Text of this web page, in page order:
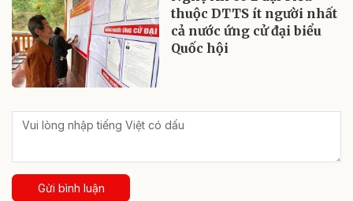
thuộc DTTS ít người nhất
cả nước ứng cử đại biểu
Quốc hội
Gửi bình luận